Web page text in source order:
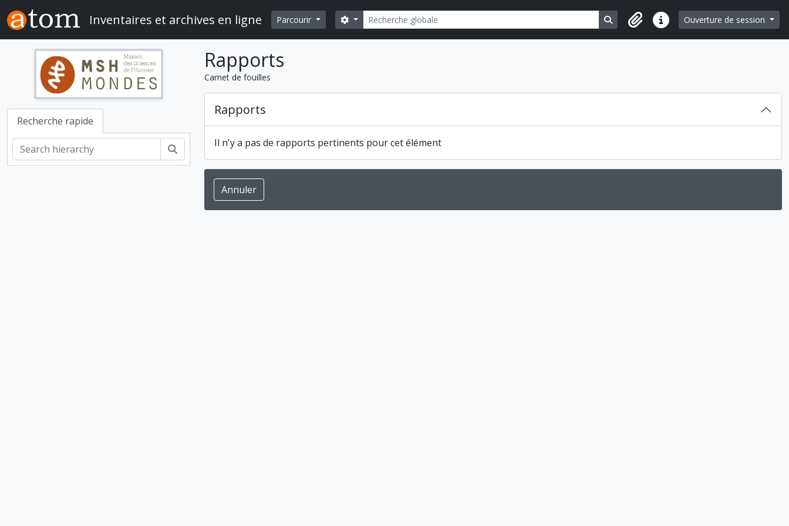
Skip to main content
Inventaires et archives en ligne Parcourir Rechercher
Search options Search in browse page
Liens rapidesOuverture de session
Recherche rapide
Rechercher
Rapports
Carnet de fouilles
Rapports
Il n'y a pas de rapports pertinents pour cet élément
Annuler